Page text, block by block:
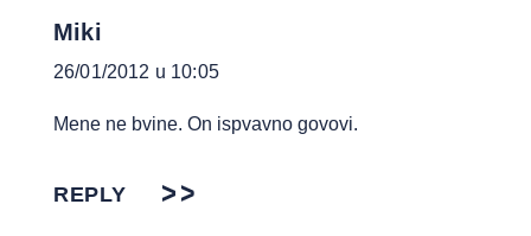
Miki
26/01/2012 u 10:05
Mene ne bvine. On ispvavno govovi.
REPLY